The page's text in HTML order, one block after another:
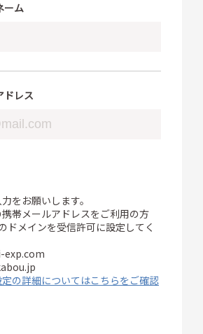
ーム
ドレス
をお願いします。
帯メールアドレスをご利用の方
ドメインを受信許可に設定してく
の詳細についてはこちらをご確認